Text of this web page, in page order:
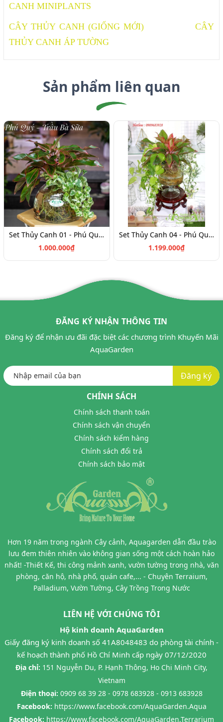
CANH MINIPLANTS
CÂY THỦY CANH (GIỐNG MỚI)
CÂY
THỦY CANH ÁP TƯỜNG
Sản phẩm liên quan
Set Thủy Canh 01 - Phú Quý & Trầu Bà Sữa
1.000.000₫
Set Thủy Canh 04 - Phú Quý & Trầu Bà Sữa
1.199.000₫
ĐĂNG KÝ NHẬN THÔNG TIN
Đăng ký để nhận ưu đãi đặc biệt các chương trình Khuyến Mãi
AquaGarden
Đăng ký
CHÍNH SÁCH
Chính sách thanh toán
Chính sách vận chuyển
Chính sách kiểm hàng
Chính sách đổi trả
Chính sách bảo mật
Hơn 19 năm trong ngành Cây cảnh, Aquagarden dẫn đầu trào
lưu đem thiên nhiên vào không gian sống một cách hoàn hảo
nhất! -Thiết Kế, thi công mảnh xanh, vườn tường trong nhà, văn
phòng, căn hộ, nhà phố, quán cafe,... - Chuyên Terraium,
Palladium, Vườn Tường, Cây Trồng Trong Nước
LIÊN HỆ VỚI CHÚNG TÔI
Hộ kinh doanh AquaGarden
Giấy đăng ký kinh doanh số 41A8048483 do phòng tài chính -
kế hoạch thành phố Hồ Chí Minh cấp ngày 07/12/2020
Địa chỉ: 151 Nguyễn Du, P. Hạnh Thông, Ho Chi Minh City,
Vietnam
Điện thoại: 0909 68 39 28 - 0978 683928 - 0913 683928
Facebook: https://www.facebook.com/AquaGarden.Aqua
Facebook: https://www.facebook.com/AquaGarden.Terrarium